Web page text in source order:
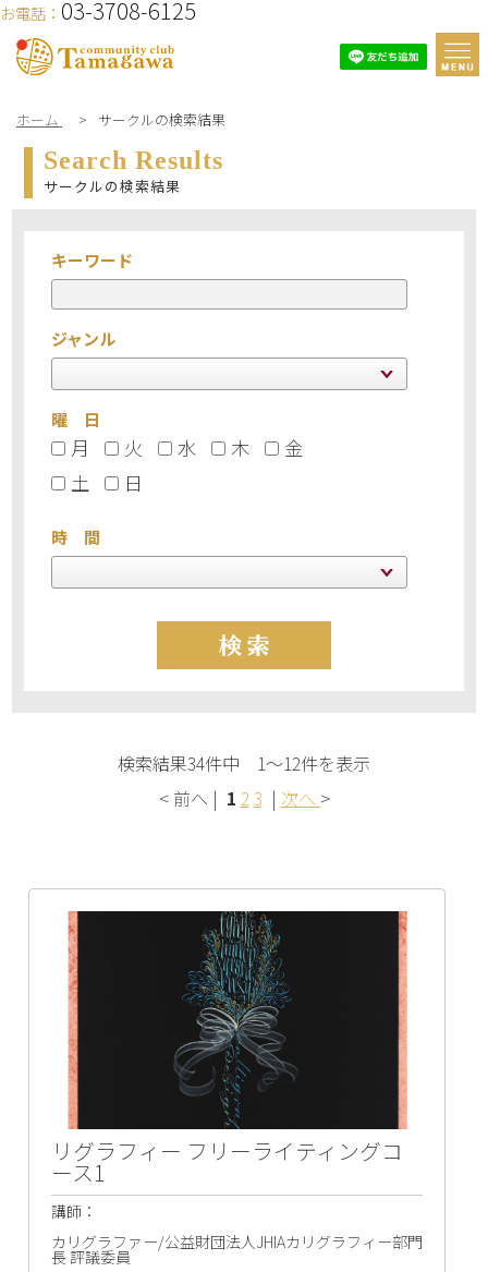
お電話： 03-3708-6125
ホーム > サークルの検索結果
Search Results
サークルの検索結果
キーワード
ジャンル
曜 日
月 火 水 木
金
土
日
時 間
検索結果34件中 1～12件を表示
< 前へ | 1 23 | 次へ >
リグラフィー フリーライティングコ
ース1
講師：
カリグラファー/公益財団法人JHIAカリグラフィー部門
長 評議委員